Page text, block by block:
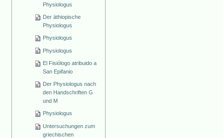
Physiologus
Der äthiopische
Physiologus
Physiologus
Physiologus
El Fisiólogo atribuido a
San Epifanio
Der Physiologus nach
den Handschriften G
und M
Physiologus
Untersuchungen zum
griechischen